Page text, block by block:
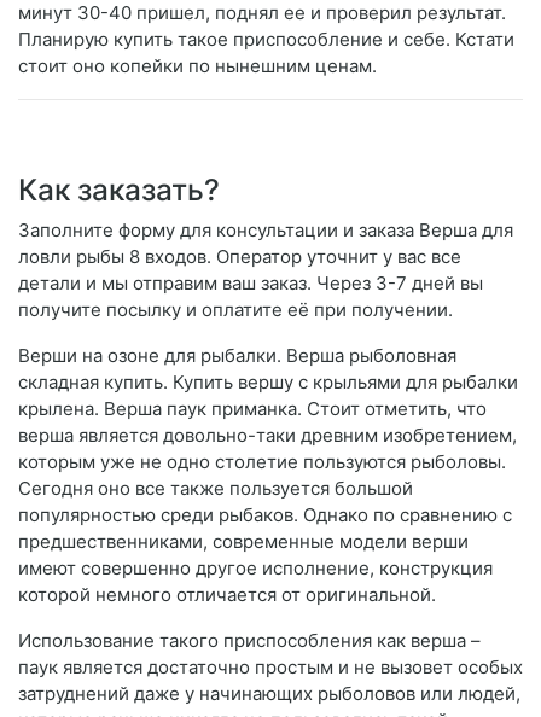
минут 30-40 пришел, поднял ее и проверил результат.
Планирую купить такое приспособление и себе. Кстати
стоит оно копейки по нынешним ценам.
Как заказать?
Заполните форму для консультации и заказа Верша для
ловли рыбы 8 входов. Оператор уточнит у вас все
детали и мы отправим ваш заказ. Через 3-7 дней вы
получите посылку и оплатите её при получении.
Верши на озоне для рыбалки. Верша рыболовная
складная купить. Купить вершу с крыльями для рыбалки
крылена. Верша паук приманка. Стоит отметить, что
верша является довольно-таки древним изобретением,
которым уже не одно столетие пользуются рыболовы.
Сегодня оно все также пользуется большой
популярностью среди рыбаков. Однако по сравнению с
предшественниками, современные модели верши
имеют совершенно другое исполнение, конструкция
которой немного отличается от оригинальной.
Использование такого приспособления как верша –
паук является достаточно простым и не вызовет особых
затруднений даже у начинающих рыболовов или людей,